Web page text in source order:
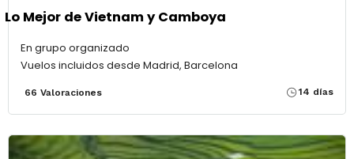
Lo Mejor de Vietnam y Camboya
En grupo organizado
Vuelos incluidos desde Madrid, Barcelona
66 Valoraciones 14 días